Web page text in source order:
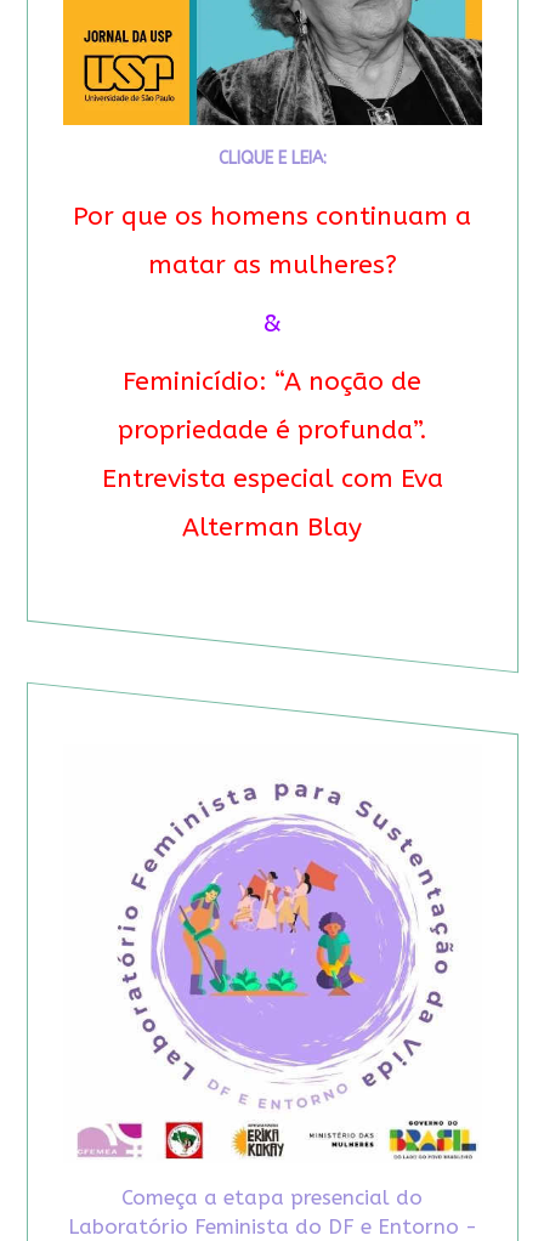
CLIQUE E LEIA:
Por que os homens continuam a
matar as mulheres?
&
Feminicídio: “A noção de
propriedade é profunda”.
Entrevista especial com Eva
Alterman Blay
Começa a etapa presencial do
Laboratório Feminista do DF e Entorno -